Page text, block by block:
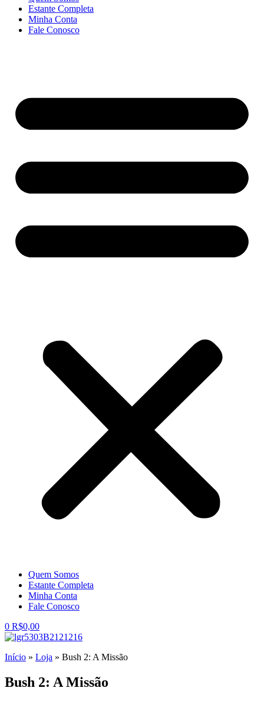
Estante Completa
Minha Conta
Fale Conosco
Quem Somos
Estante Completa
Minha Conta
Fale Conosco
0 R$0,00
Início » Loja » Bush 2: A Missão
Bush 2: A Missão